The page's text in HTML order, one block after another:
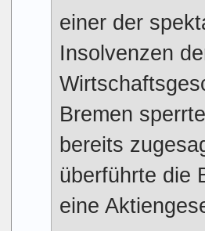
einer der
Insolvenzen
Bremen
bereits
überführte die
eine